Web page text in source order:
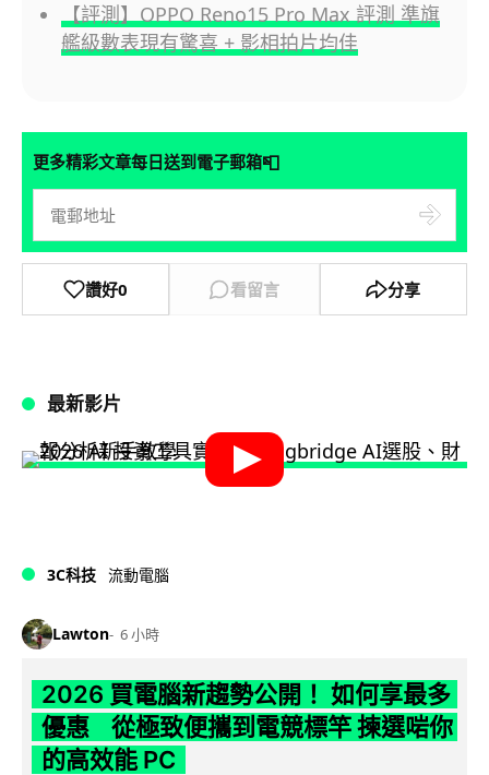
【評測】OPPO Reno15 Pro Max 評測 準旗
艦級數表現有驚喜 + 影相拍片均佳
更多精彩文章每日送到電子郵箱📮
讚好0 看留言 分享
最新影片
3C科技 流動電腦
Lawton 6 小時
2026 買電腦新趨勢公開！ 如何享最多
優惠 從極致便攜到電競標竿 揀選啱你
的高效能 PC